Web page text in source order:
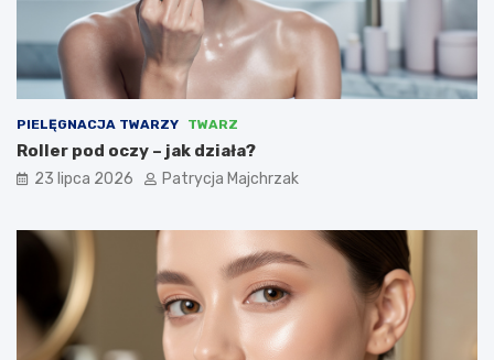
PIELĘGNACJA TWARZY TWARZ
Roller pod oczy – jak działa?
23 lipca 2026 Patrycja Majchrzak